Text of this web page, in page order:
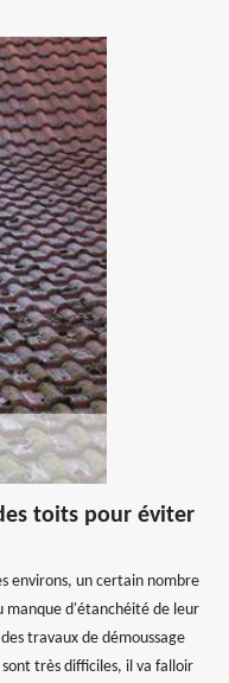
toits pour éviter
environs, un certain nombre
manque d'étanchéité de leur
travaux de démoussage
très difficiles, il va falloir